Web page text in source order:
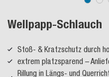
Wellpapp-Schlauch
Stoß- & Kratzschutz durch
extrem platzsparend –
Rillung in Längs- und